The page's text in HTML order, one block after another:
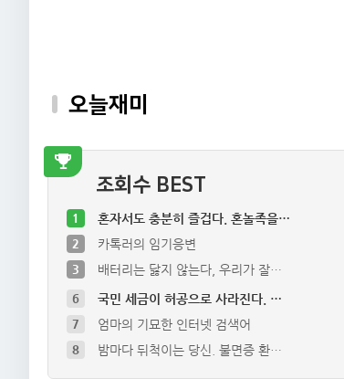
오늘재미
조회수 BEST
6 국민 세금이 허공으로 사라진다. …
7
엄마의 기묘한 인터넷 검색어
8
밤마다 뒤척이는 당신. 불면증 환…
1 혼자서도 충분히 즐겁다. 혼놀족을…
2
카톡러의 임기응변
3
배터리는 닳지 않는다, 우리가 잘…